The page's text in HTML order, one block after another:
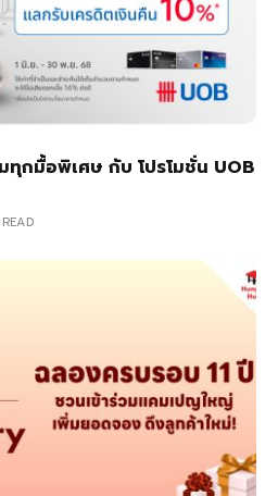
กมื้อพิเศษ กับ โปรโมชั่น UOB